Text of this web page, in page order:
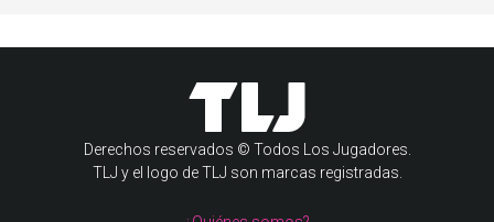
Derechos reservados © Todos Los Jugadores.
TLJ y el logo de TLJ son marcas registradas.